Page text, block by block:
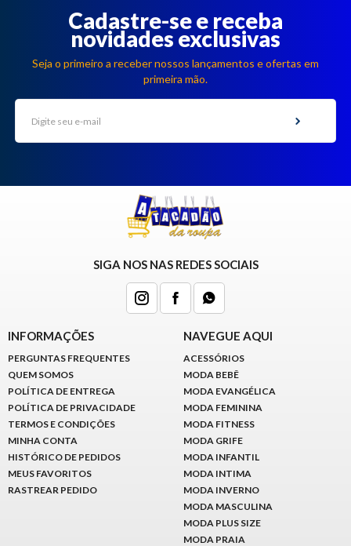
Cadastre-se e receba
novidades exclusivas
Seja o primeiro a receber nossos lançamentos e ofertas em
primeira mão.
SIGA NOS NAS REDES SOCIAIS
INFORMAÇÕES
PERGUNTAS FREQUENTES
QUEM SOMOS
POLÍTICA DE ENTREGA
POLÍTICA DE PRIVACIDADE
TERMOS E CONDIÇÕES
MINHA CONTA
HISTÓRICO DE PEDIDOS
MEUS FAVORITOS
RASTREAR PEDIDO
NAVEGUE AQUI
ACESSÓRIOS
MODA BEBÊ
MODA EVANGÉLICA
MODA FEMININA
MODA FITNESS
MODA GRIFE
MODA INFANTIL
MODA INTIMA
MODA INVERNO
MODA MASCULINA
MODA PLUS SIZE
MODA PRAIA